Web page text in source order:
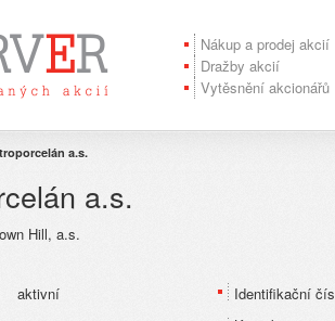
Nákup a prodej akcií
Dražby akcií
Vytěsnění akcionářů
a.s.
a.s.
Hill, a.s.
aktivní
Identifikační